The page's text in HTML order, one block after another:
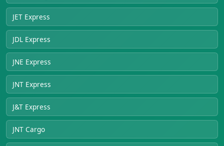
JET Express
JDL Express
JNE Express
JNT Express
J&T Express
JNT Cargo